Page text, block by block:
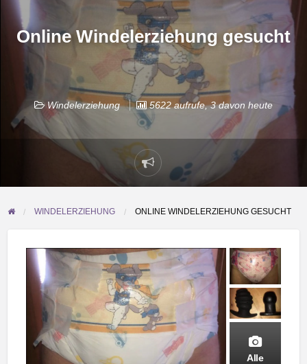
Online Windelerziehung gesucht
Windelerziehung 5622 aufrufe, 3 davon heute
Problem
melden
WINDELERZIEHUNG ONLINE WINDELERZIEHUNG GESUCHT
Alle